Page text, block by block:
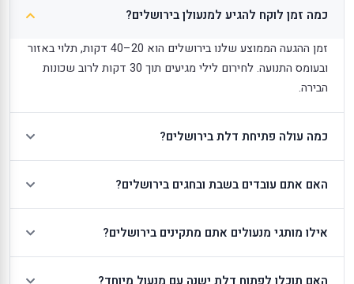
כמה זמן לוקח להגיע למנעולן בירושלים?
זמן ההגעה הממוצע שלנו בירושלים הוא 20–40 דקות, תלוי באזור
ובעומס התנועה. לחירום לילי מגיעים תוך 30 דקות לרוב שכונות
הבירה.
כמה עולה פתיחת דלת בירושלים?
האם אתם עובדים בשבת ובחגים בירושלים?
אילו מותגי מנעולים אתם מתקינים בירושלים?